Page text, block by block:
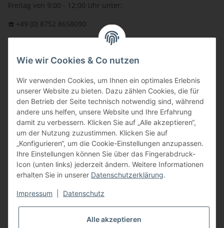
Freitag von 9:00 - 12:00 Uhr unter:
☎️ +49 (0) 8752 8658090
oder über unserKontaktformular
BFT - Autorisierter Fachhändler
Wie wir Cookies & Co nutzen
Wir verwenden Cookies, um Ihnen ein optimales Erlebnis
unserer Website zu bieten. Dazu zählen Cookies, die für
den Betrieb der Seite technisch notwendig sind, während
andere uns helfen, unsere Website und Ihre Erfahrung
damit zu verbessern. Klicken Sie auf „Alle akzeptieren“,
um der Nutzung zuzustimmen. Klicken Sie auf
„Konfigurieren“, um die Cookie-Einstellungen anzupassen.
Ihre Einstellungen können Sie über das Fingerabdruck-
Icon (unten links) jederzeit ändern. Weitere Informationen
erhalten Sie in unserer Datenschutzerklärung.
Impressum Datenschutz
Alle akzeptieren